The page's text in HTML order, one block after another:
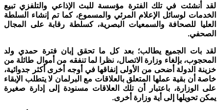
لقد أنشئت في تلك الفترة مؤسسة للبث الإذاعي والتلفزي تبيع
الخدمات لوسائل الإعلام المرئي والمسموع، كما تم إنشاء السلطة
العليا للصحافة والسمعيات البصرية، كسلطة رقابة على المجال
الصحفي.
لقد بات الجميع يطالب؛ بعد كل ما تحقق إبان فترة حمدي ولد
المحجوب، بإلغاء وزارة الاتصال، نظرا لما تنفقه من أموال طائلة من
خزينة الدولة أضحى من الأولى إنفاقها في أوجه أخرى أكثر جدوائية،
خاصة أن بقية عملها المتعلق بالعلاقات مع البرلمان لا يتطلب الإبقاء
على الوزارة، باعتبار أن تلك العلاقات مسنودة إلى إدارة صغيرة
يمكن تحويلها إلى أية وزارة أخرى.